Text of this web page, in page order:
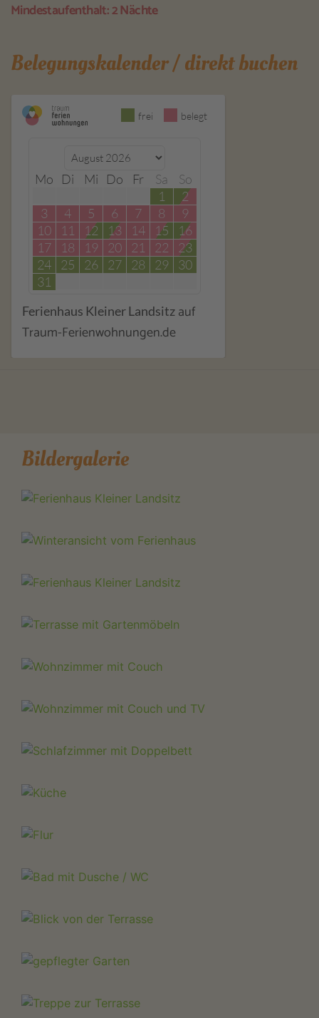
Mindestaufenthalt: 2 Nächte
Belegungskalender / direkt buchen
frei belegt
Mo Di Mi Do Fr Sa
So
1
2
3
4 5 6 7 8
9
10
11 12 13 14 15
16
17
18 19 20 21 22
23
24
25 26 27 28 29
30
31
Ferienhaus Kleiner Landsitz auf
Traum-Ferienwohnungen.de
Bildergalerie